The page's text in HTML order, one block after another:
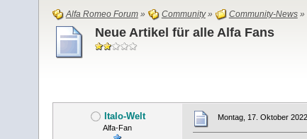
Alfa Romeo Forum» Community» Community-News»
Neue Artikel für alle Alfa Fans
Italo-Welt
Alfa-Fan
Montag, 17. Oktober